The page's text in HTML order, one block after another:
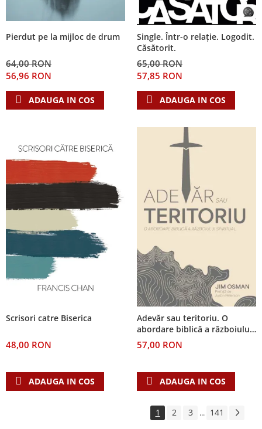
Pierdut pe la mijloc de drum
64,00 RON
56,96 RON
ADAUGA IN COS
Single. Într-o relație. Logodit.
Căsătorit.
65,00 RON
57,85 RON
ADAUGA IN COS
Scrisori catre Biserica
48,00 RON
ADAUGA IN COS
Adevăr sau teritoriu. O
abordare biblică a războiului
spiritual
57,00 RON
ADAUGA IN COS
1 2 3 ... 141